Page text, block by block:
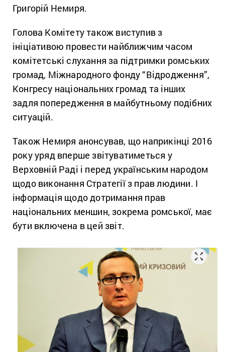
Григорій Немиря.
Голова Комітету також виступив з
ініціативою провести найближчим часом
комітетські слухання за підтримки ромських
громад, Міжнародного фонду “Відродження”,
Конгресу національних громад та інших
задля попередження в майбутньому подібних
ситуацій.
Також Немиря анонсував, що наприкінці 2016
року уряд вперше звітуватиметься у
Верховній Раді і перед українським народом
щодо виконання Стратегії з прав людини. І
інформація щодо дотримання прав
національних меншин, зокрема ромської, має
бути включена в цей звіт.